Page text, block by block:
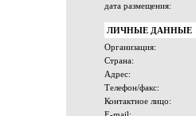
дата размещения:
ЛИЧНЫЕ ДАННЫЕ
Организация:
Страна:
Адрес:
Телефон/факс:
Контактное лицо: